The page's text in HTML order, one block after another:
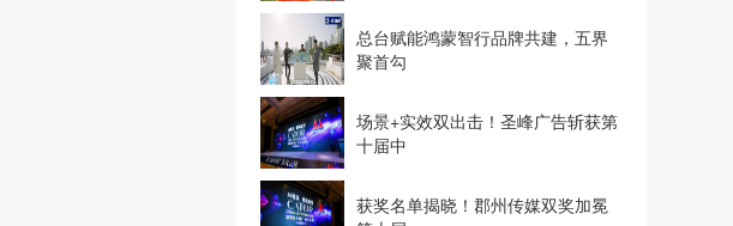
总台赋能鸿蒙智行品牌共建，五界
聚首勾
场景+实效双出击！圣峰广告斩获第
十届中
获奖名单揭晓！郡州传媒双奖加冕